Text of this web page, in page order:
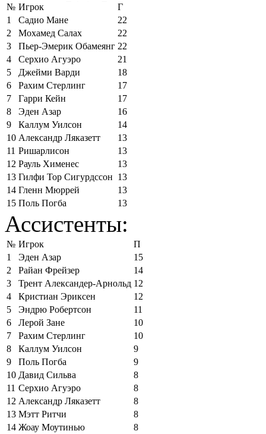
№ Игрок
Г
1
Садио Мане
22
2
Мохамед Салах
22
3
Пьер-Эмерик Обамеянг 22
4
Серхио Агуэро
21
5
Джейми Варди
18
6
Рахим Стерлинг
17
7
Гарри Кейн
17
8
Эден Азар
16
9
Каллум Уилсон
14
10 Александр Ляказетт
13
11 Ришарлисон
13
12 Рауль Хименес
13
13 Гилфи Тор Сигурдссон 13
14 Гленн Мюррей
13
15 Поль Погба 13
Ассистенты:
№ Игрок
П
1
Эден Азар
15
2
Райан Фрейзер
14
3
Трент Александер-Арнольд 12
4
Кристиан Эриксен
12
5
Эндрю Робертсон
11
6
Лерой Зане
10
7
Рахим Стерлинг
10
8
Каллум Уилсон
9
9
Поль Погба
9
10 Давид Сильва
8
11 Серхио Агуэро
8
12 Александр Ляказетт
8
13 Мэтт Ритчи
8
14 Жоау Моутинью
8